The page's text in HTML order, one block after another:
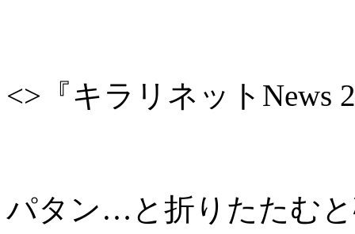
<>『キラリネットNews
パタン…と折りたたむ